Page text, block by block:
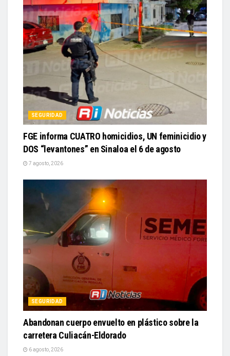
SEGURIDAD
FGE informa CUATRO homicidios, UN feminicidio y
DOS “levantones” en Sinaloa el 6 de agosto
7 agosto, 2026
SEGURIDAD
Abandonan cuerpo envuelto en plástico sobre la
carretera Culiacán-Eldorado
6 agosto, 2026